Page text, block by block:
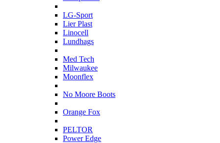
LG-Sport
Lier Plast
Linocell
Lundhags
Med Tech
Milwaukee
Moonflex
No Moore Boots
Orange Fox
PELTOR
Power Edge